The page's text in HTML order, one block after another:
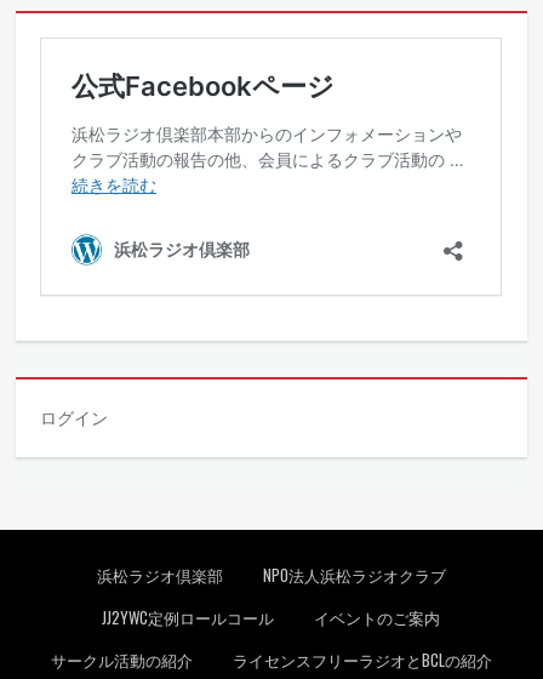
ログイン
フッターメニュー
浜松ラジオ倶楽部
NPO法人浜松ラジオクラブ
JJ2YWC定例ロールコール
イベントのご案内
サークル活動の紹介
ライセンスフリーラジオとBCLの紹介